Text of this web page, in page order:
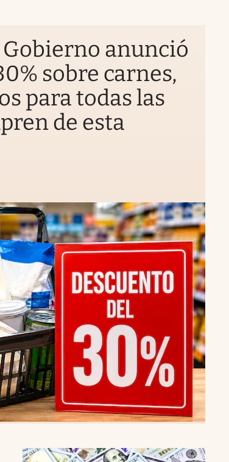
Gobierno anunció
sobre carnes,
para todas las
de esta